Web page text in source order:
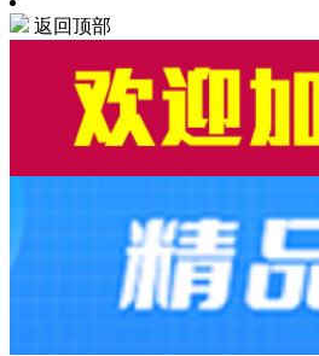
返回顶部